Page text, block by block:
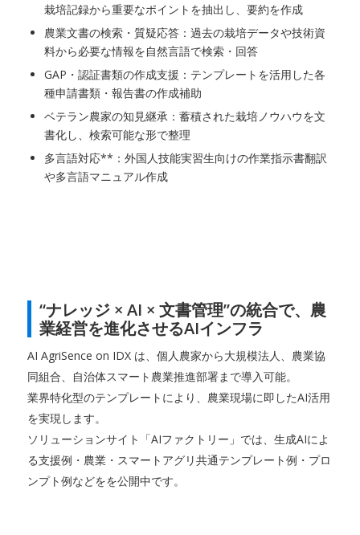
栽培記録から重要なポイントを抽出し、要約を作成
農業文書の検索・質疑応答：過去の栽培データや技術資
料から必要な情報を自然言語で検索・回答
GAP・認証書類の作成支援：テンプレートを活用した各
種申請書類・報告書の作成補助
ベテラン農家の知見継承：蓄積された栽培ノウハウを文
書化し、検索可能な形で整理
多言語対応**：外国人技能実習生向けの作業指示書翻訳
や多言語マニュアル作成
“ナレッジ × AI × 文書管理”の統合で、農
業経営を進化させるAIインフラ
AI AgriSence on IDX は、個人農家から大規模法人、農業協
同組合、自治体スマート農業推進部署まで導入可能。
業界特化型のテンプレートにより、農業現場に即したAI活用
を実現します。
ソリューションサイト「AIファクトリー」では、生成AIによ
る支援例・農業・スマートアグリ共通テンプレート例・プロ
ンプト例などをを公開中です。